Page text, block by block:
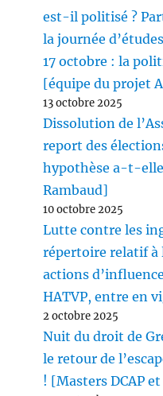
est-il politisé ?
la journée
17 octobre : la
[équipe du projet
13 octobre 2025
Dissolution de
report des
hypothèse a-t-
Rambaud]
10 octobre 2025
Lutte contre les
répertoire relatif à
actions
HATVP, entre en
2 octobre 2025
Nuit du droit de
le retour de
! [Masters DCAP et